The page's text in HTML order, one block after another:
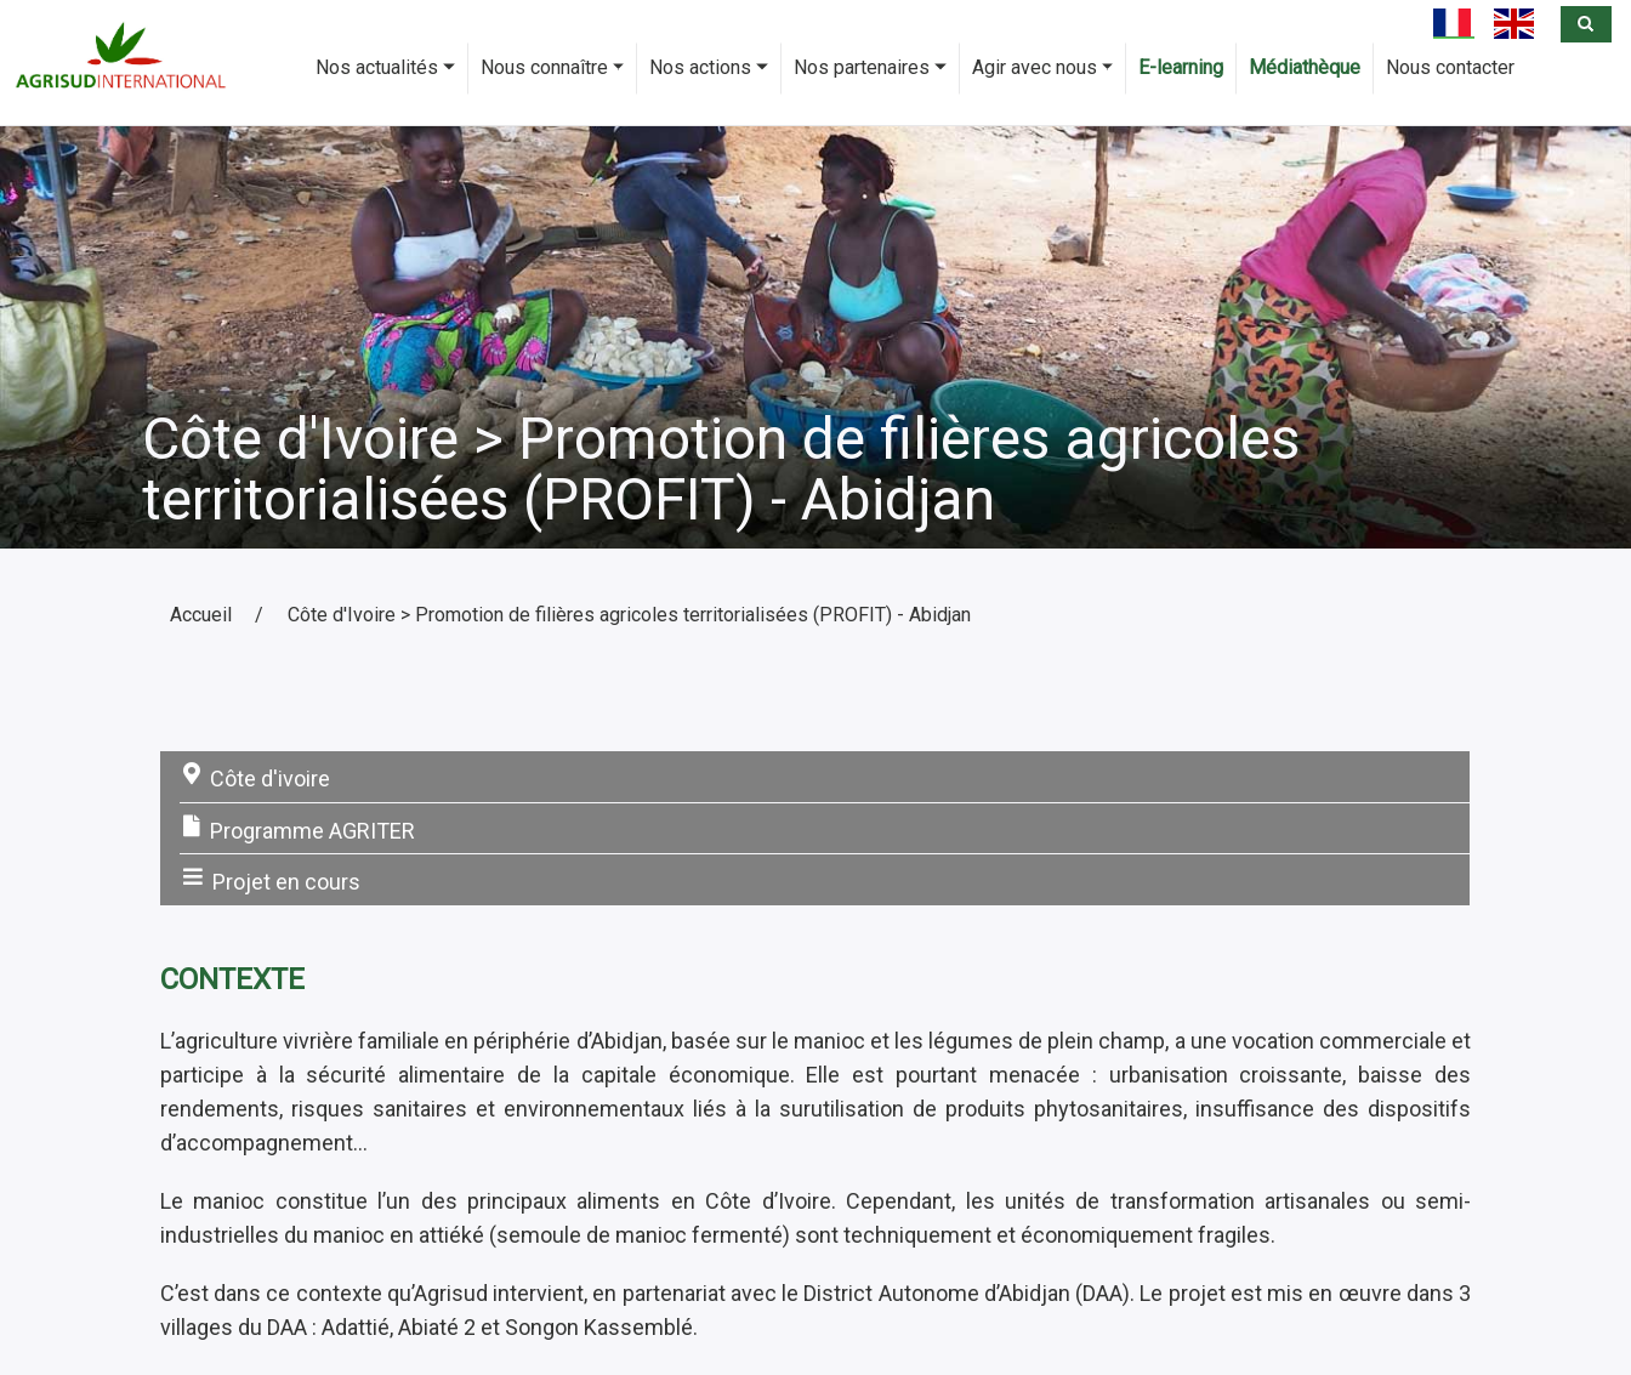
contenu
Nos actualités Nous connaître Nos actions Nos partenaires Agir avec nous E-learning Médiathèque Nous contacter
en
Côte d'Ivoire > Promotion de filières agricoles
territorialisées (PROFIT) - Abidjan
Accueil Côte d'Ivoire > Promotion de filières agricoles territorialisées (PROFIT) - Abidjan
Pays:
Côte d'ivoire
Programme:
Programme AGRITER
Statut:
Projet en cours
CONTEXTE
L’agriculture vivrière familiale en périphérie d’Abidjan, basée sur le manioc et les légumes de plein champ, a une vocation commerciale et
participe à la sécurité alimentaire de la capitale économique. Elle est pourtant menacée : urbanisation croissante, baisse des
rendements, risques sanitaires et environnementaux liés à la surutilisation de produits phytosanitaires, insuffisance des dispositifs
d’accompagnement...
Le manioc constitue l’un des principaux aliments en Côte d’Ivoire. Cependant, les unités de transformation artisanales ou semi-
industrielles du manioc en attiéké (semoule de manioc fermenté) sont techniquement et économiquement fragiles.
C’est dans ce contexte qu’Agrisud intervient, en partenariat avec le District Autonome d’Abidjan (DAA). Le projet est mis en œuvre dans 3
villages du DAA : Adattié, Abiaté 2 et Songon Kassemblé.